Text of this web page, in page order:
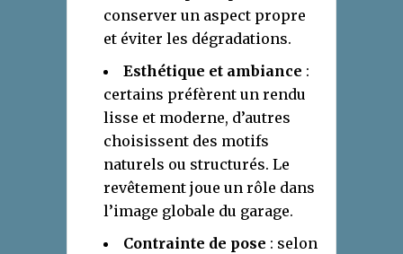
conserver un aspect propre
et éviter les dégradations.
Esthétique et ambiance :
certains préfèrent un rendu
lisse et moderne, d’autres
choisissent des motifs
naturels ou structurés. Le
revêtement joue un rôle dans
l’image globale du garage.
Contrainte de pose : selon